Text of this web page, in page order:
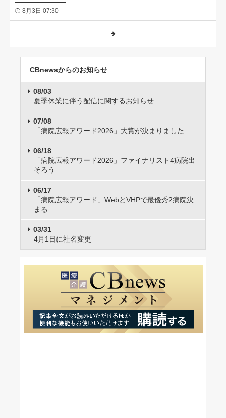
8月3日 07:30
CBnewsからのお知らせ
08/03
夏季休業に伴う配信に関するお知らせ
07/08
「病院広報アワード2026」大賞が決まりました
06/18
「病院広報アワード2026」ファイナリスト4病院出
そろう
06/17
「病院広報アワード」WebとVHPで最優秀2病院決
まる
03/31
4月1日に社名変更